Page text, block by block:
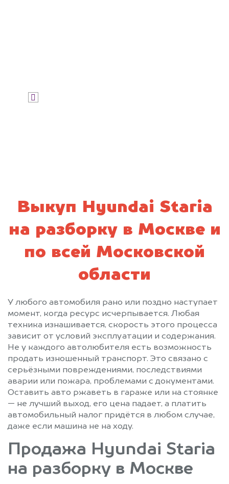
Выкуп Hyundai Staria
на разборку в Москве и
по всей Московской
области
У любого автомобиля рано или поздно наступает
момент, когда ресурс исчерпывается. Любая
техника изнашивается, скорость этого процесса
зависит от условий эксплуатации и содержания.
Не у каждого автолюбителя есть возможность
продать изношенный транспорт. Это связано с
серьёзными повреждениями, последствиями
аварии или пожара, проблемами с документами.
Оставить авто ржаветь в гараже или на стоянке
— не лучший выход, его цена падает, а платить
автомобильный налог придётся в любом случае,
даже если машина не на ходу.
Продажа Hyundai Staria
на разборку в Москве